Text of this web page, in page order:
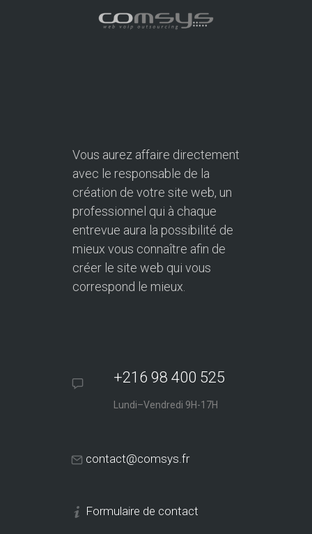
Vous aurez affaire directement
avec le responsable de la
création de votre site web, un
professionnel qui à chaque
entrevue aura la possibilité de
mieux vous connaître afin de
créer le site web qui vous
correspond le mieux.
+216 98 400 525
Lundi–Vendredi 9H-17H
contact@comsys.fr
Formulaire de contact